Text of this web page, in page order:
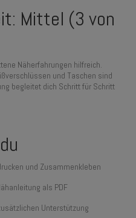
Mittel (3 von
Näherfahrungen hilfreich.
und Taschen sind
begleitet dich Schritt für Schritt
und Zusammenkleben
als PDF
Unterstützung